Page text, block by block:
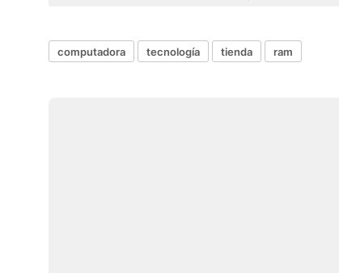
computadora tecnología tienda ram